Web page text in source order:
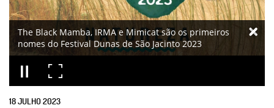
The Black Mamba, IRMA e Mimicat são os primeiros
nomes do Festival Dunas de São Jacinto 2023
18JULHO2023